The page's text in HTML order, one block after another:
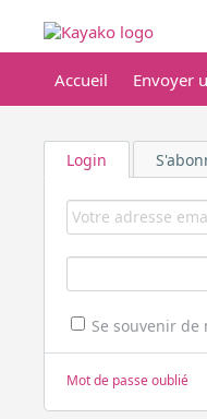
Accueil Envoyer
Login
Se souvenir de
Mot de passe oublié